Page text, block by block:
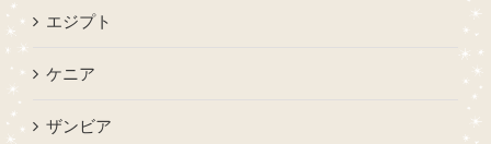
エジプト
ケニア
ザンビア